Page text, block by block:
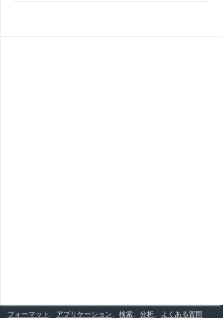
フォーマット 、 アプリケーション、 検索、 分析、 よくある質問